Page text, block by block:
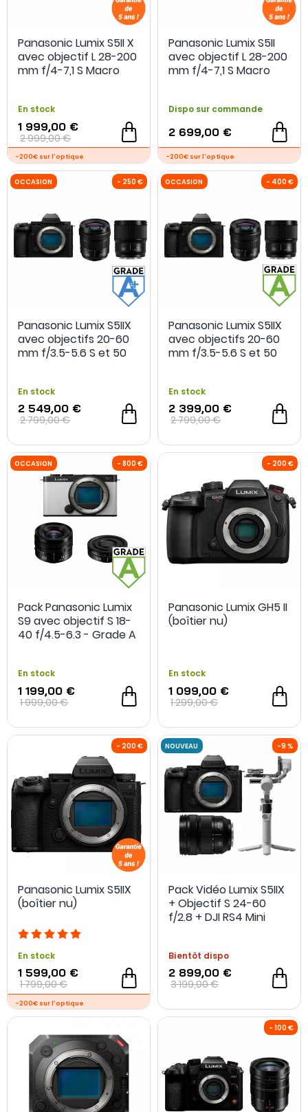
- 200 €
-200€ sur
- 1 000 €
Panasonic Lumix S5II X
avec objectif L 28-200
mm f/4-7,1 S Macro
En stock
1 999,00 €
2 999,00 €
-200€ sur l'optique
Panasonic Lumix S5II
avec objectif L 28-200
mm f/4-7,1 S Macro
Dispo sur commande
2 699,00 €
- 250 €
Panasonic Lumix S5IIX
avec objectifs 20-60
mm f/3.5-5.6 S et 50
En stock
2 549,00 €
2 799,00 €
OCCASION
Panasonic Lumix S5IIX
avec objectifs 20-60
mm f/3.5-5.6 S et 50
En stock
2 399,00 €
2 799,00 €
Pack Panasonic Lumix
S9 avec objectif S 18-
40 f/4.5-6.3 - Grade A
En stock
1 199,00 €
1 999,00 €
Panasonic Lumix GH5 II
(boîtier nu)
En stock
1 099,00 €
1 299,00 €
Panasonic Lumix S5IIX
(boîtier nu)
En stock
1 599,00 €
1 799,00 €
Pack Vidéo Lumix S5IIX
+ Objectif S 24-60
f/2.8 + DJI RS4 Mini
Bientôt dispo
2 899,00 €
3 199,00 €